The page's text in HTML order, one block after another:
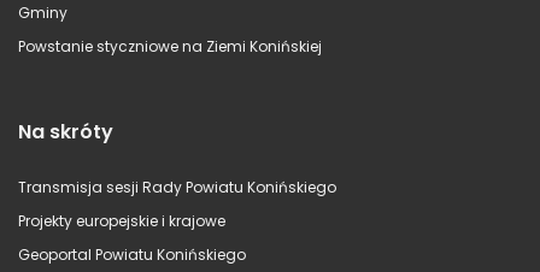
Gminy
Powstanie styczniowe na Ziemi Konińskiej
Na skróty
Transmisja sesji Rady Powiatu Konińskiego
Projekty europejskie i krajowe
Geoportal Powiatu Konińskiego